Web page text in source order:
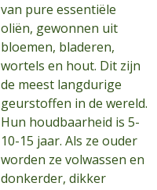
van pure essentiële
oliën, gewonnen uit
bloemen, bladeren,
wortels en hout. Dit zijn
de meest langdurige
geurstoffen in de wereld.
Hun houdbaarheid is 5-
10-15 jaar. Als ze ouder
worden ze volwassen en
donkerder, dikker